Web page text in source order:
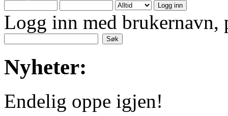
Logg inn med brukernavn,
Nyheter:
Endelig oppe igjen!